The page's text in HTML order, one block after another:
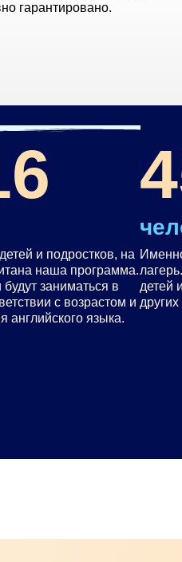
гарантировано.
и подростков, на
наша программа.
заниматься в
с возрастом и
английского языка.
детей